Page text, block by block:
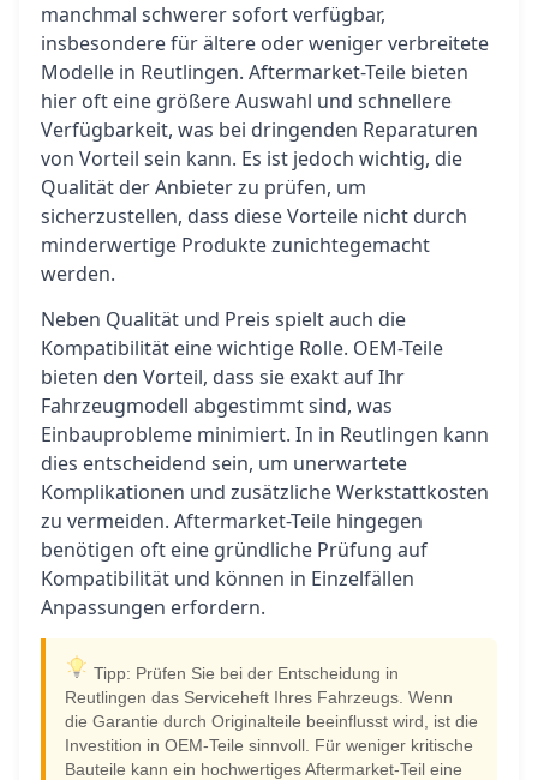
manchmal schwerer sofort verfügbar,
insbesondere für ältere oder weniger verbreitete
Modelle in Reutlingen. Aftermarket-Teile bieten
hier oft eine größere Auswahl und schnellere
Verfügbarkeit, was bei dringenden Reparaturen
von Vorteil sein kann. Es ist jedoch wichtig, die
Qualität der Anbieter zu prüfen, um
sicherzustellen, dass diese Vorteile nicht durch
minderwertige Produkte zunichtegemacht
werden.
Neben Qualität und Preis spielt auch die
Kompatibilität eine wichtige Rolle. OEM-Teile
bieten den Vorteil, dass sie exakt auf Ihr
Fahrzeugmodell abgestimmt sind, was
Einbauprobleme minimiert. In in Reutlingen kann
dies entscheidend sein, um unerwartete
Komplikationen und zusätzliche Werkstattkosten
zu vermeiden. Aftermarket-Teile hingegen
benötigen oft eine gründliche Prüfung auf
Kompatibilität und können in Einzelfällen
Anpassungen erfordern.
Tipp: Prüfen Sie bei der Entscheidung in
Reutlingen das Serviceheft Ihres Fahrzeugs. Wenn
die Garantie durch Originalteile beeinflusst wird, ist die
Investition in OEM-Teile sinnvoll. Für weniger kritische
Bauteile kann ein hochwertiges Aftermarket-Teil eine